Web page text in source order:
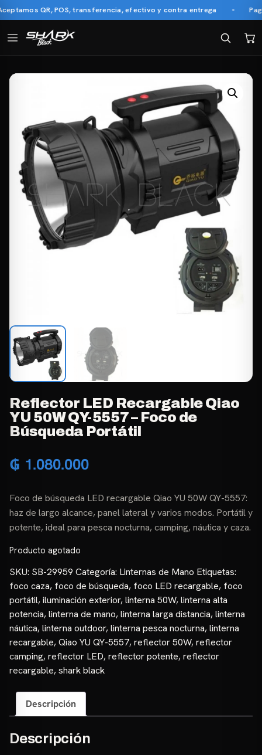
QR, POS, transferencia, efectivo y contra entrega Pago
Reflector LED Recargable Qiao
YU 50W QY-5557 – Foco de
Búsqueda Portátil
₲ 1.080.000
Foco de búsqueda LED recargable Qiao YU 50W QY-5557:
haz de largo alcance, panel lateral y varios modos. Portátil y
potente, ideal para pesca nocturna, camping, náutica y caza.
Producto agotado
SKU: SB-29959 Categoría: Linternas de Mano Etiquetas:
foco caza, foco de búsqueda, foco LED recargable, foco
portátil,iluminación exterior,linterna 50W,linterna alta
potencia,linterna de mano,linterna larga distancia,linterna
náutica,linterna outdoor,linterna pesca nocturna,linterna
recargable,Qiao YU QY-5557,reflector 50W,reflector
camping,reflector LED,reflector potente,reflector
recargable,shark black
Descripción
Descripción